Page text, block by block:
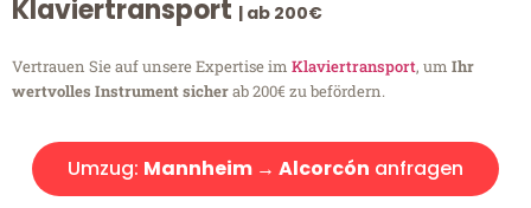
Klaviertransport | ab 200€
Vertrauen Sie auf unsere Expertise im Klaviertransport, um Ihr
wertvolles Instrument sicherab 200€ zu befördern.
Umzug: Mannheim → Alcorcón anfragen